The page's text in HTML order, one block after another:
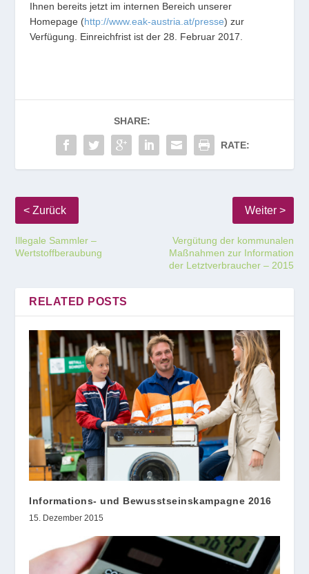
Ihnen bereits jetzt im internen Bereich unserer
Homepage (http://www.eak-austria.at/presse) zur
Verfügung. Einreichfrist ist der 28. Februar 2017.
SHARE:
RATE:
Illegale Sammler –
Wertstoffberaubung
Vergütung der kommunalen
Maßnahmen zur Information
der Letztverbraucher – 2015
RELATED POSTS
Informations- und Bewusstseinskampagne 2016
15. Dezember 2015